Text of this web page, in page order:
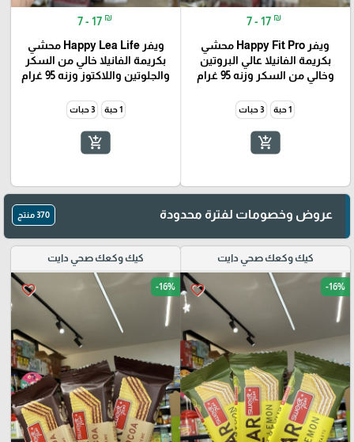
7 - 17 ₪
ويفر Happy Fit Pro محشي
بكريمة الفانيلا عالي البروتين
وخالي من السكر وزنه 95 غرام
1 حبة 3 حبات
add_shopping_cart
7 - 17 ₪
ويفر Happy Lea Life محشي
بكريمة الفانيلا خالي من السكر
والجلوتين واللاكتوز وزنه 95 غرام
1 حبة 3 حبات
add_shopping_cart
عروض وخصومات لفترة محدودة 370 منتج
كيك وكعك صحي دايت
favorite_border -16%
كيك وكعك صحي دايت
favorite_border -16%